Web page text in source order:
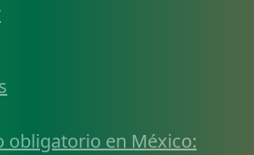
obligatorio en México: